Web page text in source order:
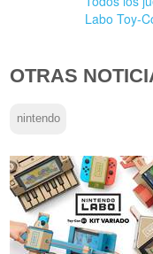
Labo Toy-
OTRAS
nintendo